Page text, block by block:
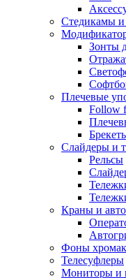
Стедикамы и
Зонты
Плечевые
Follow
Слайдеры и
Рельсы
Краны и
Фоны
Телесуфлеры
Мониторы и